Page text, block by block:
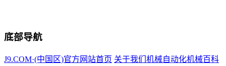
底部导航
J9.COM·(中国区)官方网站首页 关于我们 机械自动化机械百科